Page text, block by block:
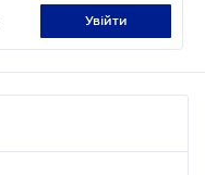
увійти